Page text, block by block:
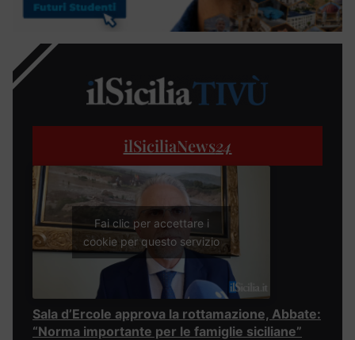
ilSiciliaNews24
Fai clic per accettare i
cookie per questo servizio
Sala d’Ercole approva la rottamazione, Abbate:
“Norma importante per le famiglie siciliane”